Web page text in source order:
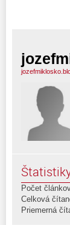
Počet
Celková
Priemerná